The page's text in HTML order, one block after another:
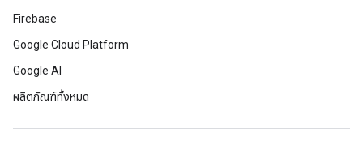
Firebase
Google Cloud Platform
Google AI
ผลิตภัณฑ์ทั้งหมด